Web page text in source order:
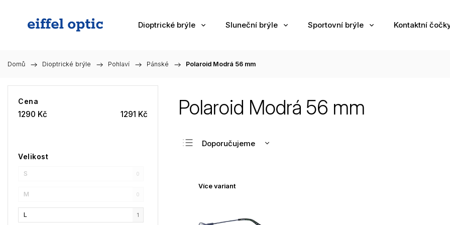
Dioptrické brýle Sluneční brýle Sportovní brýle Kontaktní
Domů / Dioptrické brýle / Pohlaví / Pánské / Polaroid Modrá 56 mm
Cena
1290 Kč 1291 Kč
Velikost
S 0
M 0
L 1
Polaroid Modrá 56 mm
Doporučujeme
Nejprodávanější
Více variant